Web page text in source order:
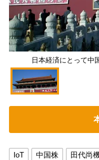
日本経済にとって中
IoT 中国株 田代尚